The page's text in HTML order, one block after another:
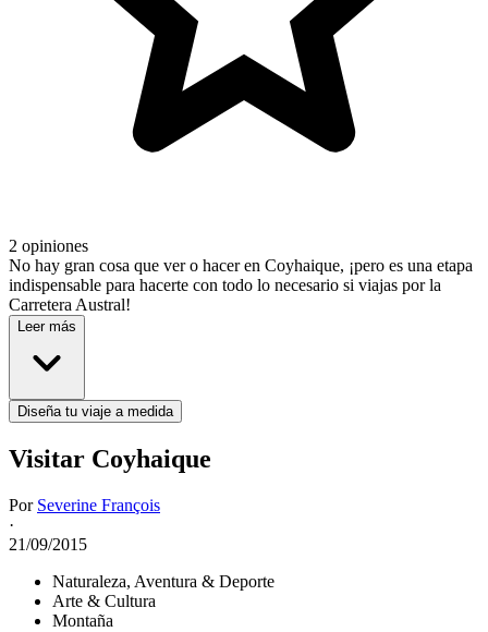
2 opiniones
No hay gran cosa que ver o hacer en Coyhaique, ¡pero es una etapa
indispensable para hacerte con todo lo necesario si viajas por la
Carretera Austral!
Leer más
Diseña tu viaje a medida
Visitar Coyhaique
Por Severine François
·
21/09/2015
Naturaleza, Aventura & Deporte
Arte & Cultura
Montaña